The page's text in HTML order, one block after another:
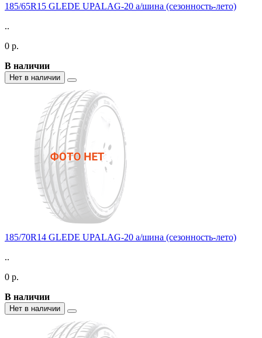
185/65R15 GLEDE UPALAG-20 а/шина (сезонность-лето)
..
0 р.
В наличии
Нет в наличии
185/70R14 GLEDE UPALAG-20 а/шина (сезонность-лето)
..
0 р.
В наличии
Нет в наличии